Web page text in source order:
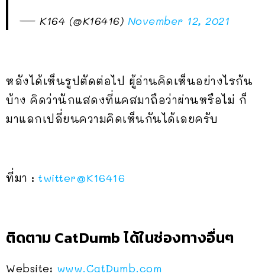
— K164 (@K16416) November 12, 2021
หลังได้เห็นรูปตัดต่อไป ผู้อ่านคิดเห็นอย่างไรกัน
บ้าง คิดว่านักแสดงที่แคสมาถือว่าผ่านหรือไม่ ก็
มาแลกเปลี่ยนความคิดเห็นกันได้เลยครับ
ที่มา : twitter@K16416
ติดตาม CatDumb ได้ในช่องทางอื่นๆ
Website: www.CatDumb.com